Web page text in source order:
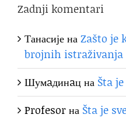
Zadnji komentari
ТанасијенаZašto je
brojnih istraživanja
Шумaдинaцна Šta
Profesorна Šta je